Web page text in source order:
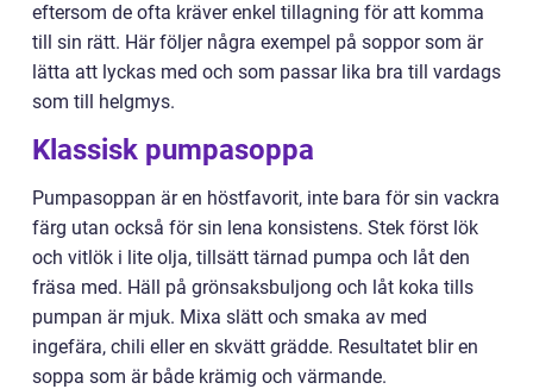
eftersom de ofta kräver enkel tillagning för att komma
till sin rätt. Här följer några exempel på soppor som är
lätta att lyckas med och som passar lika bra till vardags
som till helgmys.
Klassisk pumpasoppa
Pumpasoppan är en höstfavorit, inte bara för sin vackra
färg utan också för sin lena konsistens. Stek först lök
och vitlök i lite olja, tillsätt tärnad pumpa och låt den
fräsa med. Häll på grönsaksbuljong och låt koka tills
pumpan är mjuk. Mixa slätt och smaka av med
ingefära, chili eller en skvätt grädde. Resultatet blir en
soppa som är både krämig och värmande.